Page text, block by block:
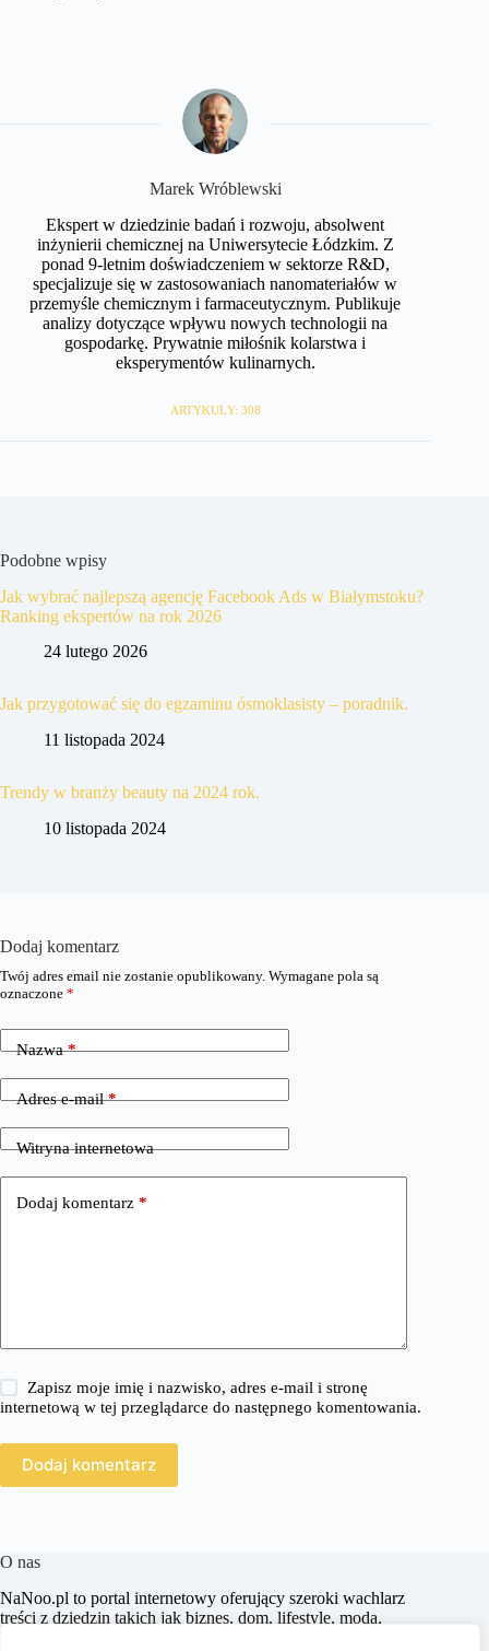
Marek Wróblewski
Ekspert w dziedzinie badań i rozwoju, absolwent
inżynierii chemicznej na Uniwersytecie Łódzkim. Z
ponad 9-letnim doświadczeniem w sektorze R&D,
specjalizuje się w zastosowaniach nanomateriałów w
przemyśle chemicznym i farmaceutycznym. Publikuje
analizy dotyczące wpływu nowych technologii na
gospodarkę. Prywatnie miłośnik kolarstwa i
eksperymentów kulinarnych.
ARTYKUŁY: 308
Podobne wpisy
Jak wybrać najlepszą agencję Facebook Ads w Białymstoku?
Ranking ekspertów na rok 2026
24 lutego 2026
Jak przygotować się do egzaminu ósmoklasisty – poradnik.
11 listopada 2024
Trendy w branży beauty na 2024 rok.
10 listopada 2024
Dodaj komentarz
Twój adres email nie zostanie opublikowany. Wymagane pola są
oznaczone *
Nazwa*
Adres e-mail*
Witryna internetowa
Dodaj komentarz *
Zapisz moje imię i nazwisko, adres e-mail i stronę
internetową w tej przeglądarce do następnego komentowania.
Dodaj komentarz
O nas
​NaNoo.pl to portal internetowy oferujący szeroki wachlarz
treści z dziedzin takich jak biznes, dom, lifestyle, moda,